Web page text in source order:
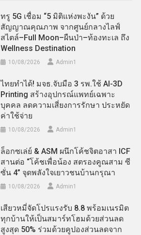
ทรู 5G เชื่อม “5 มิติแห่งพะงัน” ด้วย
สัญญาณคุณภาพ จากศูนย์กลางไลฟ์
สไตล์–Full Moon–ผืนป่า–ท้องทะเล ถึง
Wellness Destination
10/08/2026 Admin​1
ไทยทำได้! มจธ.จับมือ 3 รพ.ใช้ AI-3D
Printing สร้างอุปกรณ์แพทย์เฉพาะ
บุคคล ลดความเสี่ยงการรักษา ประหยัด
ค่าใช้จ่าย
10/08/2026 Admin​1
ล็อกซเล่ย์ & ASM ผนึกโค้ชจิตอาสา ICF
สานต่อ “โค้ชเพื่อน้อง สตรองคูณสาม ซี
ซั่น 4” จุดพลังใจเยาวชนบ้านกรุณา
10/08/2026 Admin​1
เสียวหมี่จัดโปรแรงรับ 8.8 พร้อมเนรมิต
ทุกบ้านให้เป็นสมาร์ทโฮมด้วยส่วนลด
สูงสุด 50% ร่วมด้วยคูปองส่วนลดจาก